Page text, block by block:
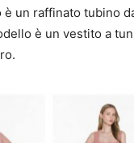
un raffinato tubino
è un vestito a